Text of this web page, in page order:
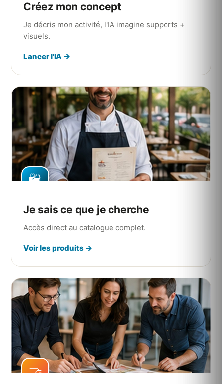
Créez mon concept
Je décris mon activité, l'IA imagine supports +
visuels.
Lancer l'IA →
🛍️
Je sais ce que je cherche
Accès direct au catalogue complet.
Voir les produits →
🤝